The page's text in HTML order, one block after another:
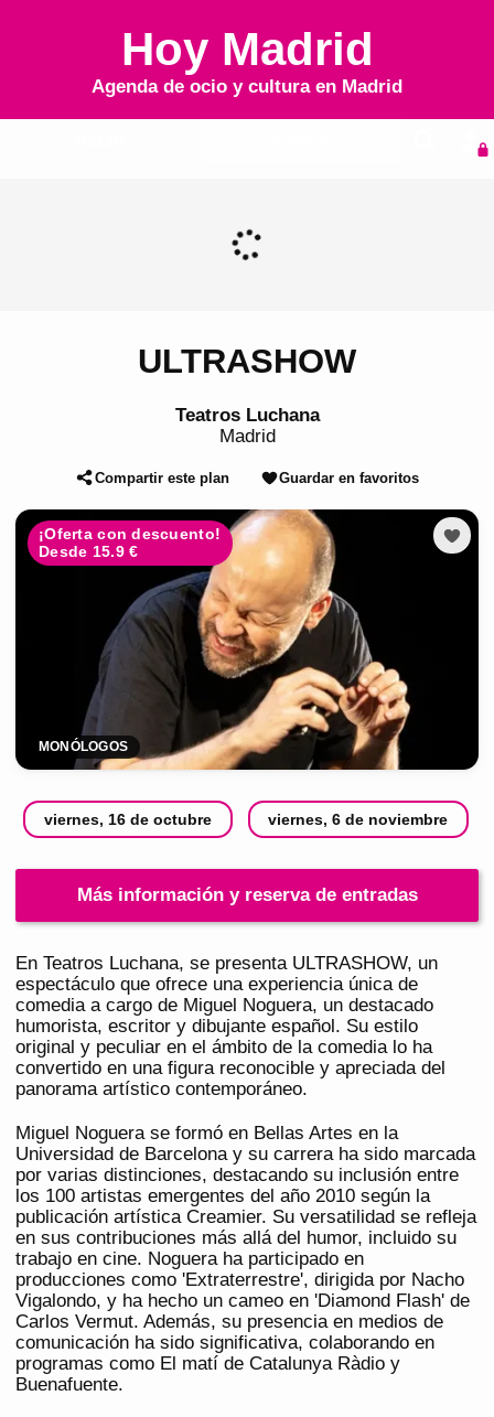
Hoy Madrid
Agenda de ocio y cultura en Madrid
ULTRASHOW
Teatros Luchana
Madrid
Compartir este plan Guardar en favoritos
¡Oferta con descuento!
Desde 15.9 €
MONÓLOGOS
viernes, 16 de octubre viernes, 6 de noviembre
Más información y reserva de entradas
En Teatros Luchana, se presenta ULTRASHOW, un
espectáculo que ofrece una experiencia única de
comedia a cargo de Miguel Noguera, un destacado
humorista, escritor y dibujante español. Su estilo
original y peculiar en el ámbito de la comedia lo ha
convertido en una figura reconocible y apreciada del
panorama artístico contemporáneo.
Miguel Noguera se formó en Bellas Artes en la
Universidad de Barcelona y su carrera ha sido marcada
por varias distinciones, destacando su inclusión entre
los 100 artistas emergentes del año 2010 según la
publicación artística Creamier. Su versatilidad se refleja
en sus contribuciones más allá del humor, incluido su
trabajo en cine. Noguera ha participado en
producciones como 'Extraterrestre', dirigida por Nacho
Vigalondo, y ha hecho un cameo en 'Diamond Flash' de
Carlos Vermut. Además, su presencia en medios de
comunicación ha sido significativa, colaborando en
programas como El matí de Catalunya Ràdio y
Buenafuente.